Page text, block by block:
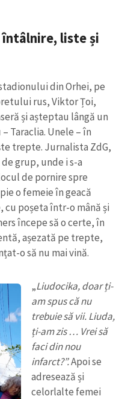
liste și
din Orhei, pe
rus, Viktor Țoi,
și așteptau lângă un
Taraclia. Unele – în
trepte. Jurnalista ZdG,
grup, unde i s-a
de pornire spre
o femeie în geacă
cu poșeta într-o mână și
începe să o certe, în
așezată pe trepte,
o să nu mai vină.
„Liudocika, doar ți-
am spus că nu
trebuie să vii. Liuda,
ți-am zis … Vrei să
faci din nou
infarct?”.Apoi se
adresează și
celorlalte femei